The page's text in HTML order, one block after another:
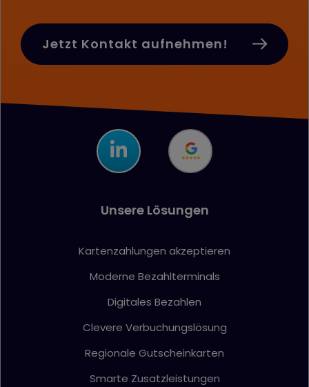
Jetzt Kontakt aufnehmen!
Unsere Lösungen
Kartenzahlungen akzeptieren
Moderne Bezahlterminals
Digitales Bezahlen
Clevere Verbuchungslösung
Regionale Gutscheinkarten
Smarte Zusatzleistungen